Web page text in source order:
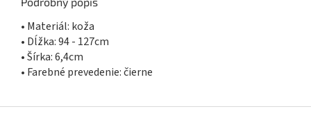
• Materiál: koža
• Dĺžka: 94 - 127cm
• Šírka: 6,4cm
• Farebné prevedenie: čierne